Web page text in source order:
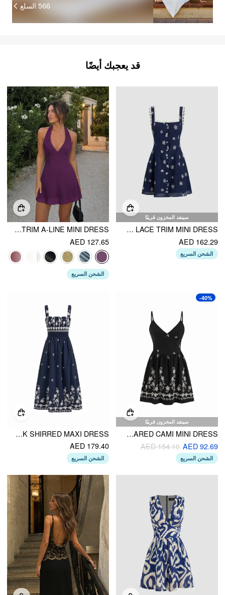
566 السلع
قد يعجبك أيضًا
سينفد المخزون قريبًا
SQUARE NECK FLORAL LACE TRIM MINI DRESS
AED 162.29
الشحن السريع
TEXTURED HALTER NECK LACE TRIM A-LINE MINI DRESS
AED 127.65
الشحن السريع
سينفد المخزون قريبًا
-40%
JERSEY V-NECK FLORAL EMBROIDERY FLARED CAMI MINI DRESS
AED 92.69
AED 154.10
الشحن السريع
FLORAL SQUARE NECK SHIRRED MAXI DRESS
AED 179.40
الشحن السريع